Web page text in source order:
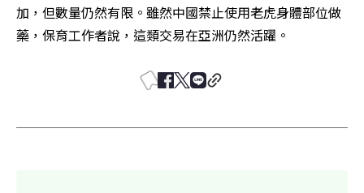
加，但數量仍然有限。雖然中國禁止使用老虎身體部位做
藥，保育工作者說，這類交易在亞洲仍然活躍。